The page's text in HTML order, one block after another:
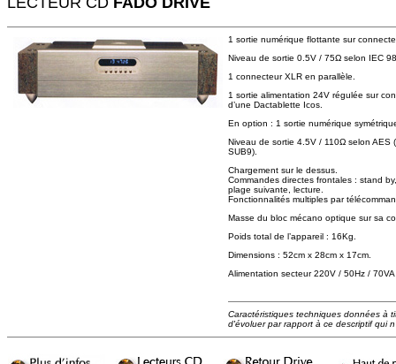
1 sortie numérique flottante sur
Niveau de sortie 0.5V / 75Ω selon IEC
1 connecteur XLR en parallèle.
1 sortie alimentation 24V régulée sur
d’une Dactablette Icos.
En option : 1 sortie numérique
Niveau de sortie 4.5V / 110Ω selon AES
SUB9).
Chargement sur le dessus.
Commandes directes frontales : stand
plage suivante, lecture.
Fonctionnalités multiples par
Masse du bloc mécano optique sur sa
Poids total de l’appareil : 16Kg.
Dimensions : 52cm x 28cm x 17cm.
Alimentation secteur 220V / 50Hz /
Caractéristiques techniques données à
d'évoluer par rapport à ce descriptif qui